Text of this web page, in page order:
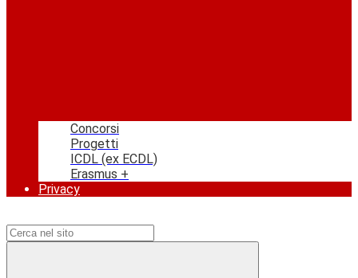
Concorsi
Progetti
ICDL (ex ECDL)
Erasmus +
Privacy